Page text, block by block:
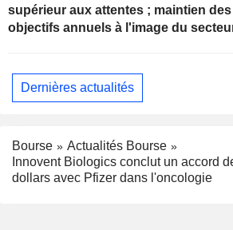
supérieur aux attentes ; maintien des
objectifs annuels à l'image du
Dernières actualités
Bourse
Actualités Bourse
Innovent Biologics conclut un accord
dollars avec Pfizer dans l'oncologie